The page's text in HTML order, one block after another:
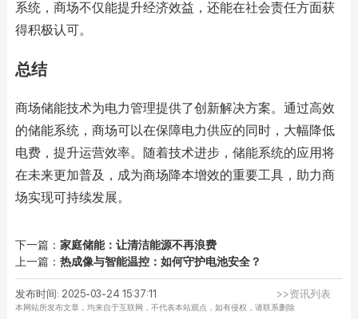
系统，商场不仅能提升经济效益，还能在社会责任方面获
得积极认可。
总结
商场储能技术为电力管理提供了创新解决方案。通过高效
的储能系统，商场可以在保障电力供应的同时，大幅降低
电费，提升运营效率。随着技术进步，储能系统的应用将
在未来更加普及，成为商场降本增效的重要工具，助力商
场实现可持续发展。
下一篇： 家庭储能：让清洁能源不再浪费
上一篇： 热成像与智能温控：如何守护电池安全？
发布时间: 2025-03-24 15:37:11 >>资讯列表
本网站所发布文章，均来自于互联网，不代表本站观点，如有侵权，请联系删除